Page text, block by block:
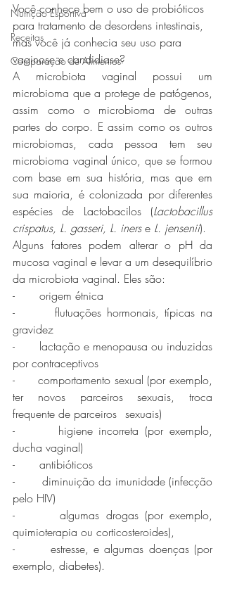
Nutrição Esportiva
Receitas
Comparação de Alimentos
Você conhece bem o uso de probióticos
para tratamento de desordens intestinais,
mas você já conhecia seu uso para
vaginose e candidiase?
A microbiota vaginal possui um
microbioma que a protege de patógenos,
assim como o microbioma de outras
partes do corpo. E assim como os outros
microbiomas, cada pessoa tem seu
microbioma vaginal único, que se formou
com base em sua história, mas que em
sua maioria, é colonizada por diferentes
espécies de Lactobacilos (Lactobacillus
crispatus, L. gasseri, L. iners e L. jensenii).
Alguns fatores podem alterar o pH da
mucosa vaginal e levar a um desequilíbrio
da microbiota vaginal. Eles são:
-       origem étnica
-       flutuações hormonais, típicas na
gravidez
-       lactação e menopausa ou induzidas
por contraceptivos
-      comportamento sexual (por exemplo,
ter novos parceiros sexuais, troca
frequente de parceiros 	sexuais)
-       higiene incorreta (por exemplo,
ducha vaginal)
-       antibióticos
-       diminuição da imunidade (infecção
pelo HIV)
-       algumas drogas (por exemplo,
quimioterapia ou corticosteroides),
-       estresse, e algumas doenças (por
exemplo, diabetes).